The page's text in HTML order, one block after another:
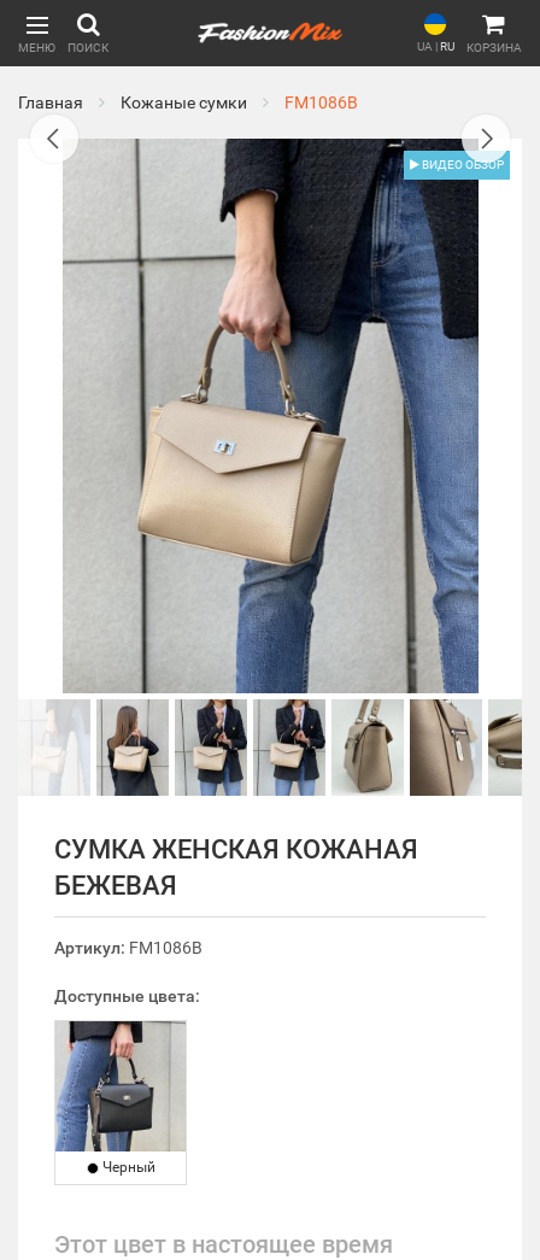
МЕНЮ ПОИСК UA |RU КОРЗИНА
Главная Кожаные сумки FM1086B
ВИДЕО ОБЗОР
СУМКА ЖЕНСКАЯ КОЖАНАЯ
БЕЖЕВАЯ
Артикул: FM1086B
Доступные цвета:
Черный
Этот цвет в настоящее время